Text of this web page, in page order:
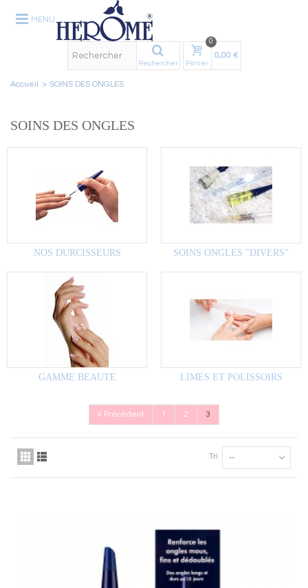
MENU
Rechercher Panier
0
0,00 €
Accueil > SOINS DES ONGLES
SOINS DES ONGLES
NOS DURCISSEURS SOINS ONGLES "DIVERS"
GAMME BEAUTE LIMES ET POLISSOIRS
« Précédent 1 2 3
Tri --